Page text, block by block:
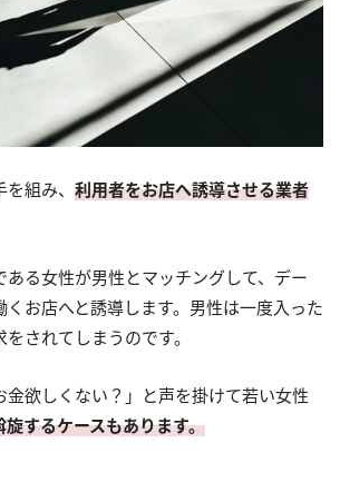
組み、 利用者をお店へ誘導させる業者
ある女性が男性とマッチングして、デー
くお店へと誘導します。男性は一度入った
されてしまうのです。
金欲しくない？」と声を掛けて若い女性
旋するケースもあります。